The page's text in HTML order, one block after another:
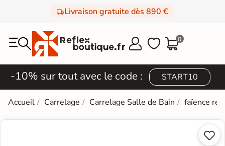
Livraison gratuite dès 890 €
  0
-10% sur tout avec le code : START10
Accueil Carrelage Carrelage Salle de Bain faïence

